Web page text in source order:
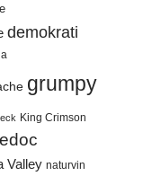
demokrati
grumpy
King Crimson
Valley naturvin